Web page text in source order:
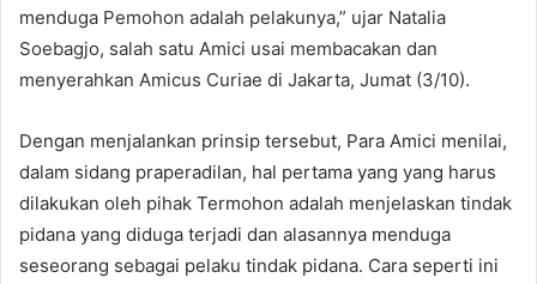
menduga Pemohon adalah pelakunya,” ujar Natalia
Soebagjo, salah satu Amici usai membacakan dan
menyerahkan Amicus Curiae di Jakarta, Jumat (3/10).
Dengan menjalankan prinsip tersebut, Para Amici menilai,
dalam sidang praperadilan, hal pertama yang yang harus
dilakukan oleh pihak Termohon adalah menjelaskan tindak
pidana yang diduga terjadi dan alasannya menduga
seseorang sebagai pelaku tindak pidana. Cara seperti ini